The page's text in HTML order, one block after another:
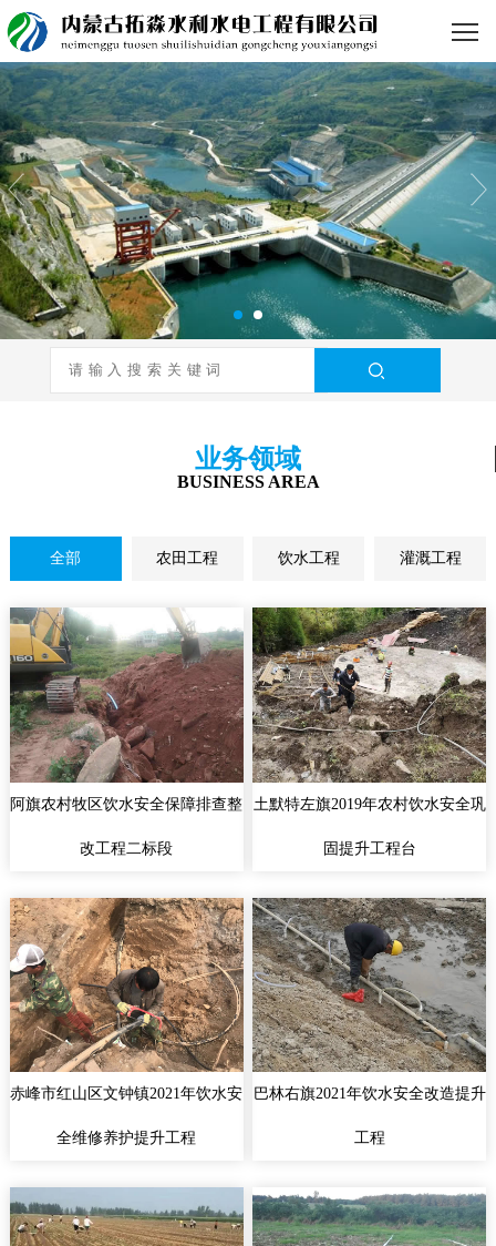
业务领域
BUSINESS AREA
全部 农田工程 饮水工程 灌溉工程
阿旗农村牧区饮水安全保障排查整
改工程二标段
土默特左旗2019年农村饮水安全巩
固提升工程台
赤峰市红山区文钟镇2021年饮水安
全维修养护提升工程
巴林右旗2021年饮水安全改造提升
工程